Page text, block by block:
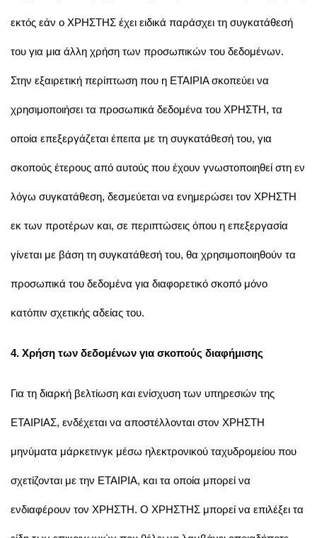
εκτός εάν ο ΧΡΗΣΤΗΣ έχει ειδικά παράσχει τη συγκατάθεσή
του για μια άλλη χρήση των προσωπικών του δεδομένων.
Στην εξαιρετική περίπτωση που η ΕΤΑΙΡΙΑ σκοπεύει να
χρησιμοποιήσει τα προσωπικά δεδομένα του ΧΡΗΣΤΗ, τα
οποία επεξεργάζεται έπειτα με τη συγκατάθεσή του, για
σκοπούς έτερους από αυτούς που έχουν γνωστοποιηθεί στη εν
λόγω συγκατάθεση, δεσμεύεται να ενημερώσει τον ΧΡΗΣΤΗ
εκ των προτέρων και, σε περιπτώσεις όπου η επεξεργασία
γίνεται με βάση τη συγκατάθεσή του, θα χρησιμοποιηθούν τα
προσωπικά του δεδομένα για διαφορετικό σκοπό μόνο
κατόπιν σχετικής αδείας του.
4. Χρήση των δεδομένων για σκοπούς διαφήμισης
Για τη διαρκή βελτίωση και ενίσχυση των υπηρεσιών της
ΕΤΑΙΡΙΑΣ, ενδέχεται να αποστέλλονται στον ΧΡΗΣΤΗ
μηνύματα μάρκετινγκ μέσω ηλεκτρονικού ταχυδρομείου που
σχετίζονται με την ΕΤΑΙΡΙΑ, και τα οποία μπορεί να
ενδιαφέρουν τον ΧΡΗΣΤΗ. Ο ΧΡΗΣΤΗΣ μπορεί να επιλέξει τα